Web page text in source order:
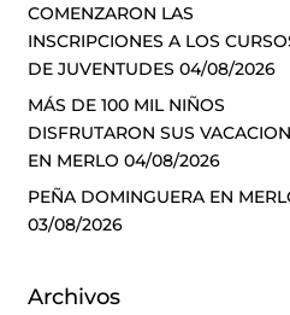
COMENZARON LAS
INSCRIPCIONES A LOS
DE JUVENTUDES 04/08/2026
MÁS DE 100 MIL NIÑOS
DISFRUTARON SUS
EN MERLO 04/08/2026
PEÑA DOMINGUERA EN
03/08/2026
Archivos